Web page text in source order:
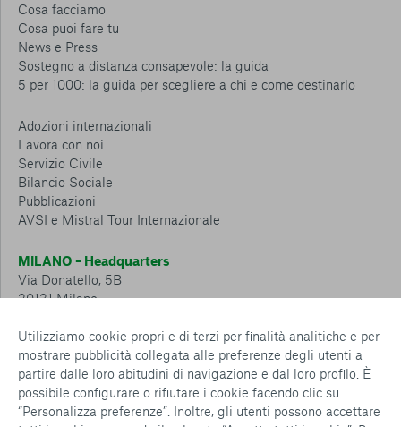
Utilizziamo cookie propri e di terzi per finalità analitiche e per
mostrare pubblicità collegata alle preferenze degli utenti a
partire dalle loro abitudini di navigazione e dal loro profilo. È
possibile configurare o rifiutare i cookie facendo clic su
“Personalizza preferenze”. Inoltre, gli utenti possono accettare
Cosa facciamo
Cosa puoi fare tu
News e Press
Sostegno a distanza consapevole: la guida
5 per 1000: la guida per scegliere a chi e come destinarlo
Adozioni internazionali
Lavora con noi
Servizio Civile
Bilancio Sociale
Pubblicazioni
AVSI e Mistral Tour Internazionale
MILANO – Headquarters
Via Donatello, 5B
20131 Milano
CESENA – Sostegno a distanza
Via Padre Vicinio da Sarsina, 216
47521 Cesena
Tel.: 0547 360 811